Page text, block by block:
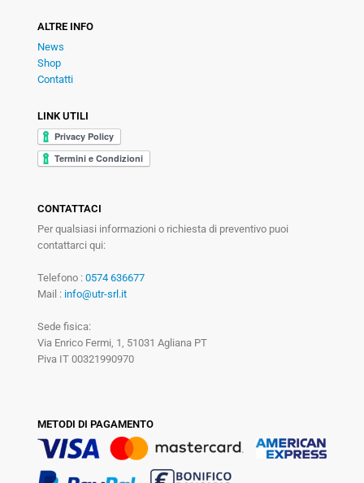
ALTRE INFO
News
Shop
Contatti
LINK UTILI
CONTATTACI
Per qualsiasi informazioni o richiesta di preventivo puoi
contattarci qui:
Telefono : 0574 636677
Mail : info@utr-srl.it
Sede fisica:
Via Enrico Fermi, 1, 51031 Agliana PT
Piva IT 00321990970
METODI DI PAGAMENTO